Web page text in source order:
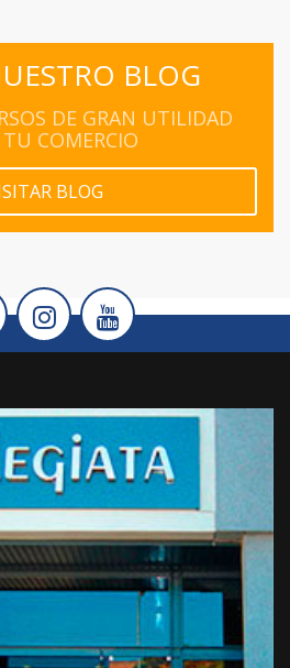
BLOG
DE GRAN UTILIDAD
TU COMERCIO
BLOG